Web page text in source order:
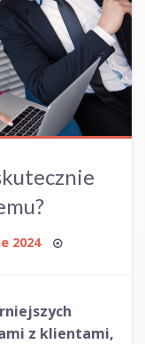
2024
z klientami,